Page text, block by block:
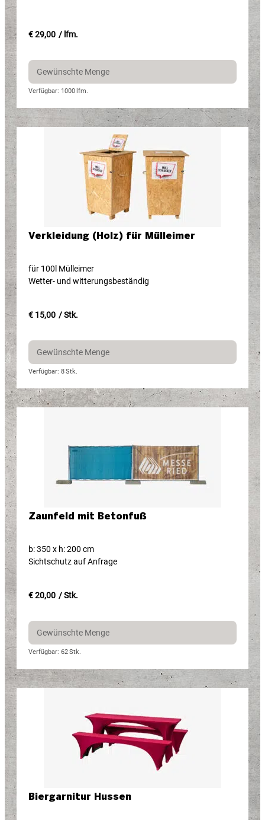
€ 29,00 / lfm.
Verfügbar: 1000 lfm.
Verkleidung (Holz) für Mülleimer
für 100l Mülleimer
Wetter- und witterungsbeständig
€ 15,00 / Stk.
Verfügbar: 8Stk.
Zaunfeld mit Betonfuß
b: 350 x h: 200 cm
Sichtschutz auf Anfrage
€ 20,00 / Stk.
Verfügbar: 62Stk.
Biergarnitur Hussen